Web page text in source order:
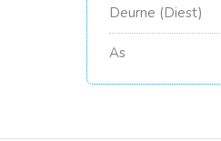
Deurne (Diest)
As